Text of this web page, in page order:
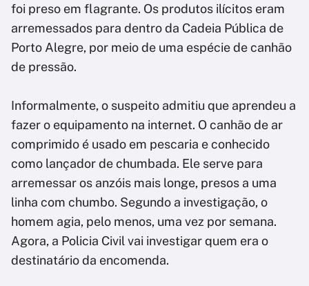
foi preso em flagrante. Os produtos ilícitos eram
arremessados para dentro da Cadeia Pública de
Porto Alegre, por meio de uma espécie de canhão
de pressão.
Informalmente, o suspeito admitiu que aprendeu a
fazer o equipamento na internet. O canhão de ar
comprimido é usado em pescaria e conhecido
como lançador de chumbada. Ele serve para
arremessar os anzóis mais longe, presos a uma
linha com chumbo. Segundo a investigação, o
homem agia, pelo menos, uma vez por semana.
Agora, a Policia Civil vai investigar quem era o
destinatário da encomenda.